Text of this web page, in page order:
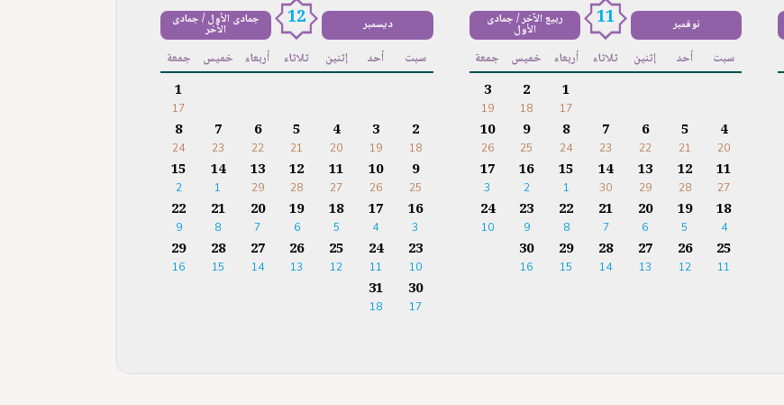
نوفمبر 11 ربيع الآخر / جمادى
الأول
سبت أحد إثنين ثلاثاء أربعاء خميس جمعة
1
17
2
18
3
19
4
20
5
21
6
22
7
23
8
24
9
25
10
26
11
27
12
28
13
29
14
30
15
1
16
2
17
3
18
4
19
5
20
6
21
7
22
8
23
9
24
10
25
11
26
12
27
13
28
14
29
15
30
16
ديسمبر 12 جمادى الأول / جمادى
الآخر
سبت أحد إثنين ثلاثاء أربعاء خميس جمعة
1
17
2
18
3
19
4
20
5
21
6
22
7
23
8
24
9
25
10
26
11
27
12
28
13
29
14
1
15
2
16
3
17
4
18
5
19
6
20
7
21
8
22
9
23
10
24
11
25
12
26
13
27
14
28
15
29
16
30
17
31
18